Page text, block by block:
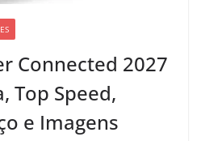
Connected 2027
Top Speed,
e Imagens